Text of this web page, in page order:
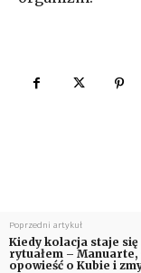
Poprzedni artykuł
Kiedy kolacja staje się
rytuałem – Manuarte,
opowieść o Kubie i